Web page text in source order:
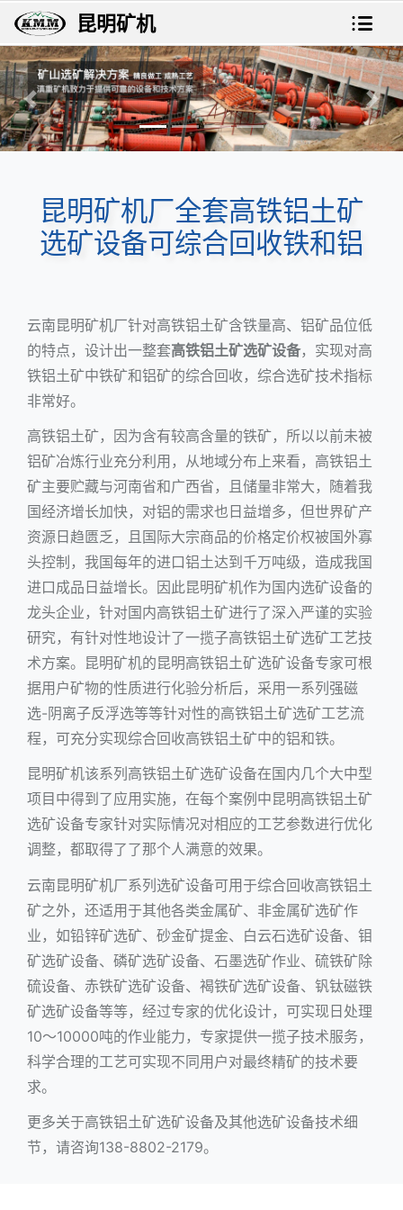
昆明矿机
上一张 下
昆明矿机厂全套高铁铝土矿
选矿设备可综合回收铁和铝
云南昆明矿机厂针对高铁铝土矿含铁量高、铝矿品位低
的特点，设计出一整套高铁铝土矿选矿设备，实现对高
铁铝土矿中铁矿和铝矿的综合回收，综合选矿技术指标
非常好。
高铁铝土矿，因为含有较高含量的铁矿，所以以前未被
铝矿冶炼行业充分利用，从地域分布上来看，高铁铝土
矿主要贮藏与河南省和广西省，且储量非常大，随着我
国经济增长加快，对铝的需求也日益增多，但世界矿产
资源日趋匮乏，且国际大宗商品的价格定价权被国外寡
头控制，我国每年的进口铝土达到千万吨级，造成我国
进口成品日益增长。因此昆明矿机作为国内选矿设备的
龙头企业，针对国内高铁铝土矿进行了深入严谨的实验
研究，有针对性地设计了一揽子高铁铝土矿选矿工艺技
术方案。昆明矿机的昆明高铁铝土矿选矿设备专家可根
据用户矿物的性质进行化验分析后，采用一系列强磁
选-阴离子反浮选等等针对性的高铁铝土矿选矿工艺流
程，可充分实现综合回收高铁铝土矿中的铝和铁。
昆明矿机该系列高铁铝土矿选矿设备在国内几个大中型
项目中得到了应用实施，在每个案例中昆明高铁铝土矿
选矿设备专家针对实际情况对相应的工艺参数进行优化
调整，都取得了了那个人满意的效果。
云南昆明矿机厂系列选矿设备可用于综合回收高铁铝土
矿之外，还适用于其他各类金属矿、非金属矿选矿作
业，如铅锌矿选矿、砂金矿提金、 白云石选矿设备、钼
矿选矿设备、磷矿选矿设备、石墨选矿作业、硫铁矿除
硫设备、 赤铁矿选矿设备、 褐铁矿选矿设备、钒钛磁铁
矿选矿设备等等，经过专家的优化设计，可实现日处理
10～10000吨的作业能力，专家提供一揽子技术服务，
科学合理的工艺可实现不同用户对最终精矿的技术要
求。
更多关于高铁铝土矿选矿设备及其他选矿设备技术细
节，请咨询138-8802-2179。